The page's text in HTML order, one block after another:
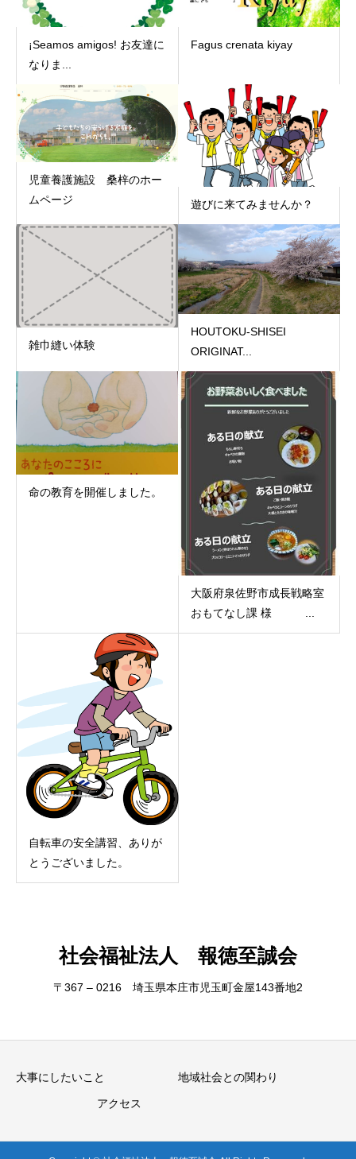
¡Seamos amigos! お友達に
なりま...
Fagus crenata kiyay
児童養護施設 桑梓のホー
ムページ
遊びに来てみませんか？
雑巾縫い体験
HOUTOKU-SHISEI
ORIGINAT...
命の教育を開催しました。
大阪府泉佐野市成長戦略室
おもてなし課 様 ...
自転車の安全講習、ありが
とうございました。
社会福祉法人 報徳至誠会
〒367 – 0216 埼玉県本庄市児玉町金屋143番地2
大事にしたいこと 地域社会との関わり
アクセス